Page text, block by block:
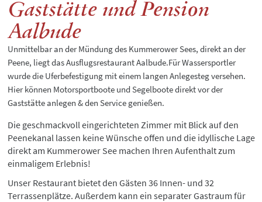
Gaststätte und Pension
Aalbude
Unmittelbar an der Mündung des Kummerower Sees, direkt an der
Peene, liegt das Ausflugsrestaurant Aalbude.Für Wassersportler
wurde die Uferbefestigung mit einem langen Anlegesteg versehen.
Hier können Motorsportboote und Segelboote direkt vor der
Gaststätte anlegen & den Service genießen.
Die geschmackvoll eingerichteten Zimmer mit Blick auf den
Peenekanal lassen keine Wünsche offen und die idyllische Lage
direkt am Kummerower See machen Ihren Aufenthalt zum
einmaligem Erlebnis!
Unser Restaurant bietet den Gästen 36 Innen- und 32
Terrassenplätze. Außerdem kann ein separater Gastraum für